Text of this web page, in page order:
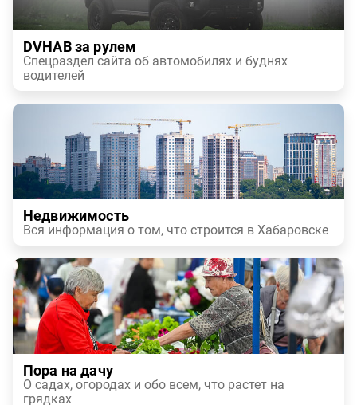
DVHAB за рулем
Спецраздел сайта об автомобилях и буднях
водителей
Недвижимость
Вся информация о том, что строится в Хабаровске
Пора на дачу
О садах, огородах и обо всем, что растет на
грядках